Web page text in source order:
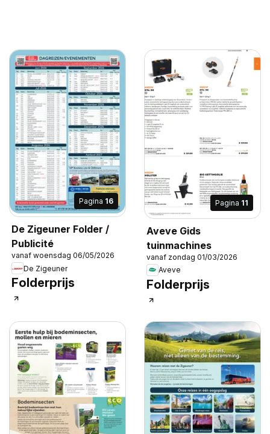
Pagina 16
De Zigeuner Folder /
Publicité
vanaf woensdag 06/05/2026
De Zigeuner
Folderprijs
Pagina 11
Aveve Gids
tuinmachines
vanaf zondag 01/03/2026
Aveve
Folderprijs